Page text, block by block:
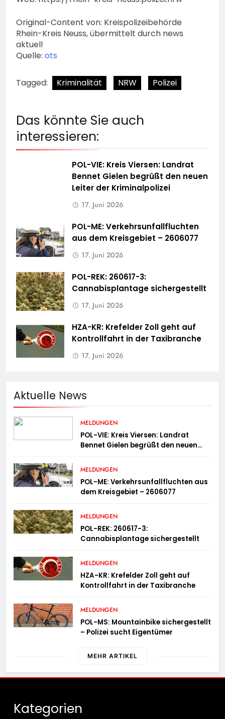
Original-Content von: Kreispolizeibehörde
Rhein-Kreis Neuss, übermittelt durch news
aktuell
Quelle: ots
Tagged: Kriminalität NRW Polizei
Das könnte Sie auch
interessieren:
POL-VIE: Kreis Viersen: Landrat
Bennet Gielen begrüßt den neuen
Leiter der Kriminalpolizei
17. Juni 2026
POL-ME: Verkehrsunfallfluchten
aus dem Kreisgebiet – 2606077
17. Juni 2026
POL-REK: 260617-3:
Cannabisplantage sichergestellt
17. Juni 2026
HZA-KR: Krefelder Zoll geht auf
Kontrollfahrt in der Taxibranche
17. Juni 2026
Aktuelle News
MELDUNGEN
POL-VIE: Kreis Viersen: Landrat
Bennet Gielen begrüßt den neuen
MELDUNGEN
POL-ME: Verkehrsunfallfluchten aus
dem Kreisgebiet – 2606077
MELDUNGEN
POL-REK: 260617-3:
Cannabisplantage sichergestellt
MELDUNGEN
HZA-KR: Krefelder Zoll geht auf
Kontrollfahrt in der Taxibranche
MELDUNGEN
POL-MS: Mountainbike sichergestellt
– Polizei sucht Eigentümer
MEHR ARTIKEL
Kategorien